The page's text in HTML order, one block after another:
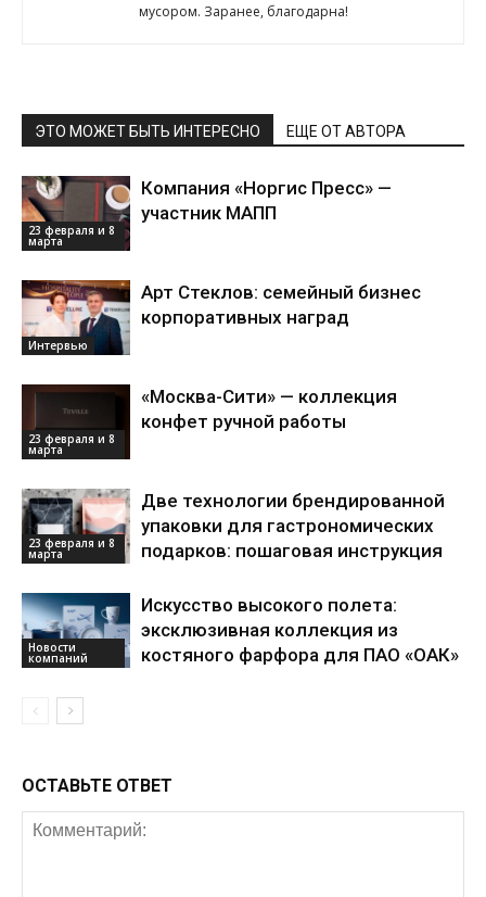
мусором. Заранее, благодарна!
ЭТО МОЖЕТ БЫТЬ ИНТЕРЕСНО ЕЩЕ ОТ АВТОРА
23 февраля и 8
марта
Компания «Норгис Пресс» —
участник МАПП
Интервью
Арт Стеклов: семейный бизнес
корпоративных наград
23 февраля и 8
марта
«Москва-Сити» — коллекция
конфет ручной работы
23 февраля и 8
марта
Две технологии брендированной
упаковки для гастрономических
подарков: пошаговая инструкция
Новости
компаний
Искусство высокого полета:
эксклюзивная коллекция из
костяного фарфора для ПАО «ОАК»
ОСТАВЬТЕ ОТВЕТ